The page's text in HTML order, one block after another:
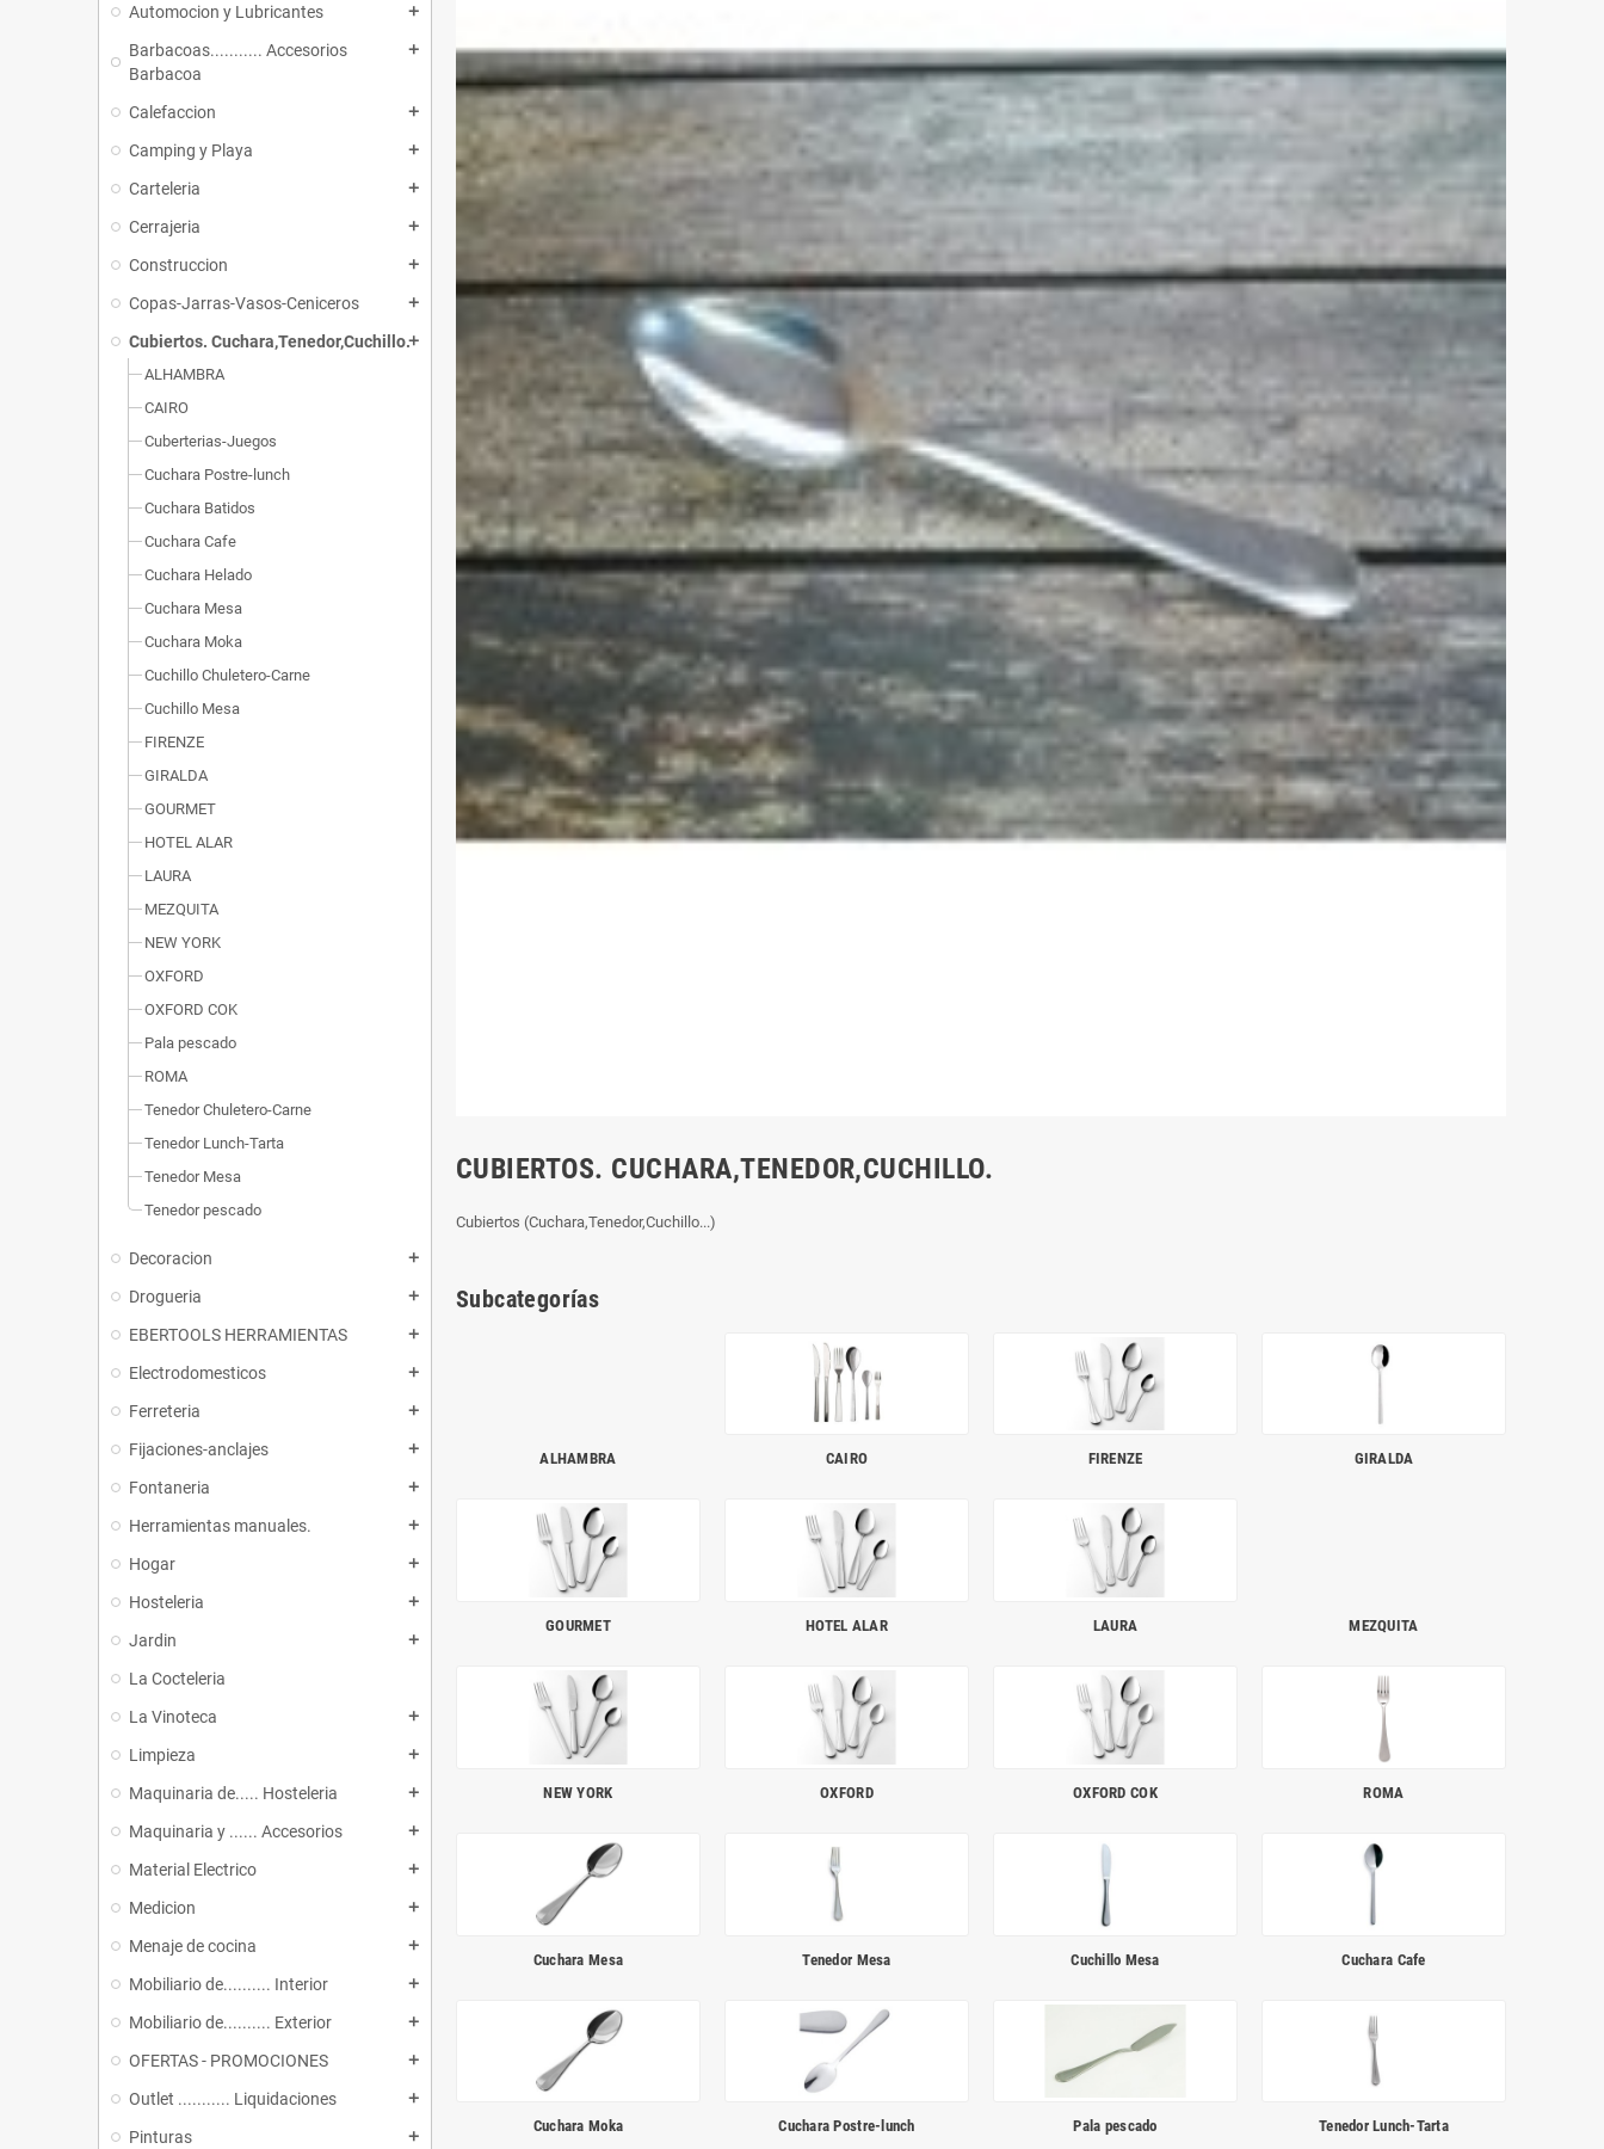
Automocion y Lubricantes add
Barbacoas........... Accesorios
Barbacoa
add
Calefaccion add
Camping y Playa add
Carteleria add
Cerrajeria add
Construccion add
Copas-Jarras-Vasos-Ceniceros add
Cubiertos. Cuchara,Tenedor,Cuchillo.add
ALHAMBRA
CAIRO
Cuberterias-Juegos
Cuchara Postre-lunch
Cuchara Batidos
Cuchara Cafe
Cuchara Helado
Cuchara Mesa
Cuchara Moka
Cuchillo Chuletero-Carne
Cuchillo Mesa
FIRENZE
GIRALDA
GOURMET
HOTEL ALAR
LAURA
MEZQUITA
NEW YORK
OXFORD
OXFORD COK
Pala pescado
ROMA
Tenedor Chuletero-Carne
Tenedor Lunch-Tarta
Tenedor Mesa
Tenedor pescado
Decoracion add
Drogueria add
EBERTOOLS HERRAMIENTAS add
Electrodomesticos add
Ferreteria add
Fijaciones-anclajes add
Fontaneria add
Herramientas manuales. add
Hogar add
Hosteleria add
Jardin add
La Cocteleria
La Vinoteca
add
Limpieza add
Maquinaria de..... Hosteleria add
Maquinaria y ...... Accesorios add
Material Electrico add
Medicion add
Menaje de cocina add
Mobiliario de.......... Interior add
Mobiliario de.......... Exterior add
OFERTAS - PROMOCIONES add
Outlet ........... Liquidaciones add
Pinturas add
CUBIERTOS. CUCHARA,TENEDOR,CUCHILLO.
Cubiertos (Cuchara,Tenedor,Cuchillo...)
Subcategorías
ALHAMBRA CAIRO FIRENZE GIRALDA
GOURMET HOTEL ALAR LAURA MEZQUITA
NEW YORK OXFORD OXFORD COK ROMA
Cuchara Mesa Tenedor Mesa Cuchillo Mesa Cuchara Cafe
Cuchara Moka Cuchara Postre-lunch Pala pescado Tenedor Lunch-Tarta